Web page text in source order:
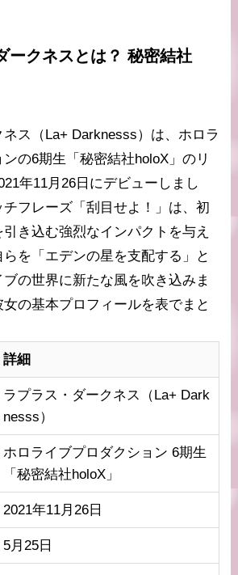
ークネスとは？ 秘密結社
ス（La+ Darknesss）は、ホロラ
の6期生「秘密結社holoX」のリ
年11月26日にデビューしまし
フレーズ「刮目せよ！」は、初
き込む強烈なインパクトを与え
を「エデンの星を支配する」と
の世界に新たな風を吹き込みま
の基本プロフィールを表でまと
詳細
ラプラス・ダークネス（La+ Dark
nesss）
ホロライブプロダクション 6期生
「秘密結社holoX」
2021年11月26日
5月25日